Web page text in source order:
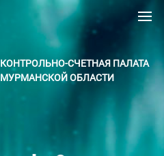
КОНТРОЛЬНО-СЧЕТНАЯ ПАЛАТА
МУРМАНСКОЙ ОБЛАСТИ